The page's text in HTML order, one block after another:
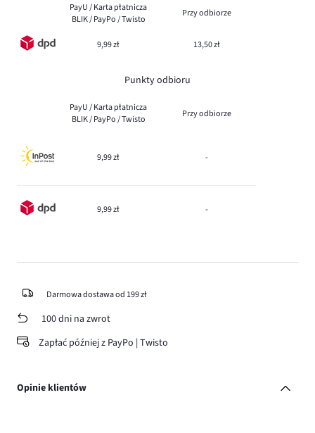
PayU / Karta płatnicza
BLIK / PayPo / Twisto
Przy odbiorze
9,99 zł 13,50 zł
Punkty odbioru
PayU / Karta płatnicza
BLIK / PayPo / Twisto
Przy odbiorze
9,99 zł -
9,99 zł -
Darmowa dostawa od 199 zł
100 dni na zwrot
Zapłać później z PayPo | Twisto
Opinie klientów